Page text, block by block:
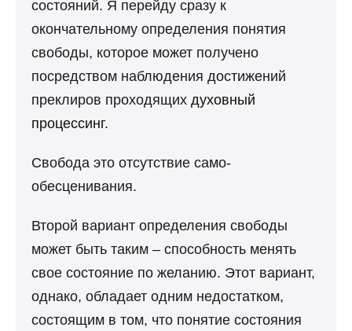
состояний. Я перейду сразу к
окончательному определения понятия
свободы, которое может получено
посредством наблюдения достижений
преклиров проходящих духовный
процессинг.
Свобода это отсутствие само-
обесценивания.
Второй вариант определения свободы
может быть таким – способность менять
свое состояние по желанию. Этот вариант,
однако, обладает одним недостатком,
состоящим в том, что понятие состояния